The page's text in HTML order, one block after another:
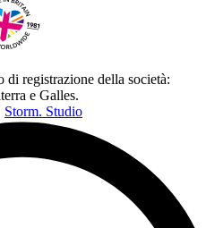
registrazione della società:
e Galles.
Storm. Studio